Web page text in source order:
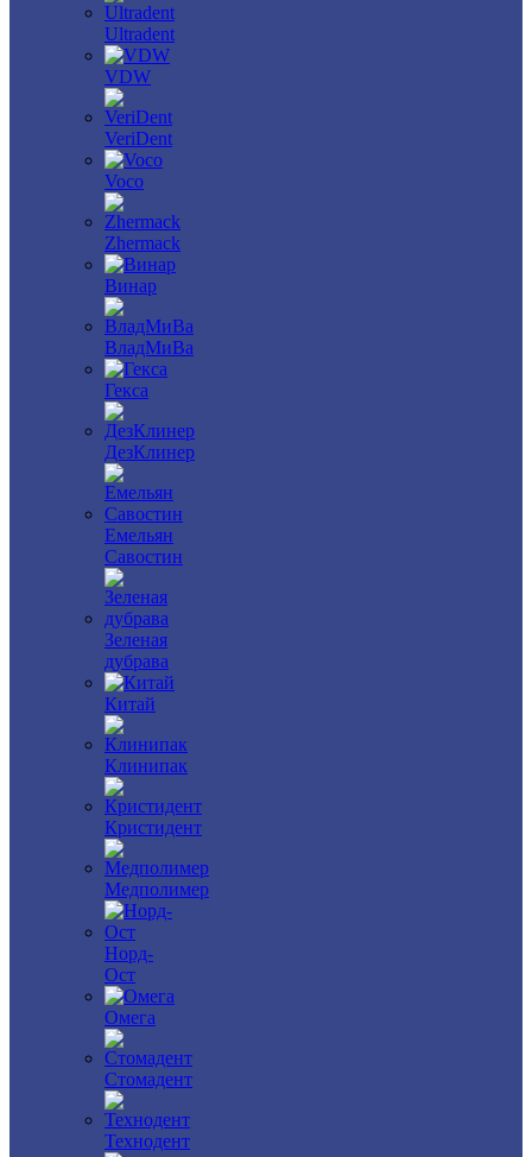
Ultradent
VDW
VeriDent
Voco
Zhermack
Винар
ВладМиВа
Гекса
ДезКлинер
Емельян
Савостин
Зеленая
дубрава
Китай
Клинипак
Кристидент
Медполимер
Норд-
Ост
Омега
Стомадент
Технодент